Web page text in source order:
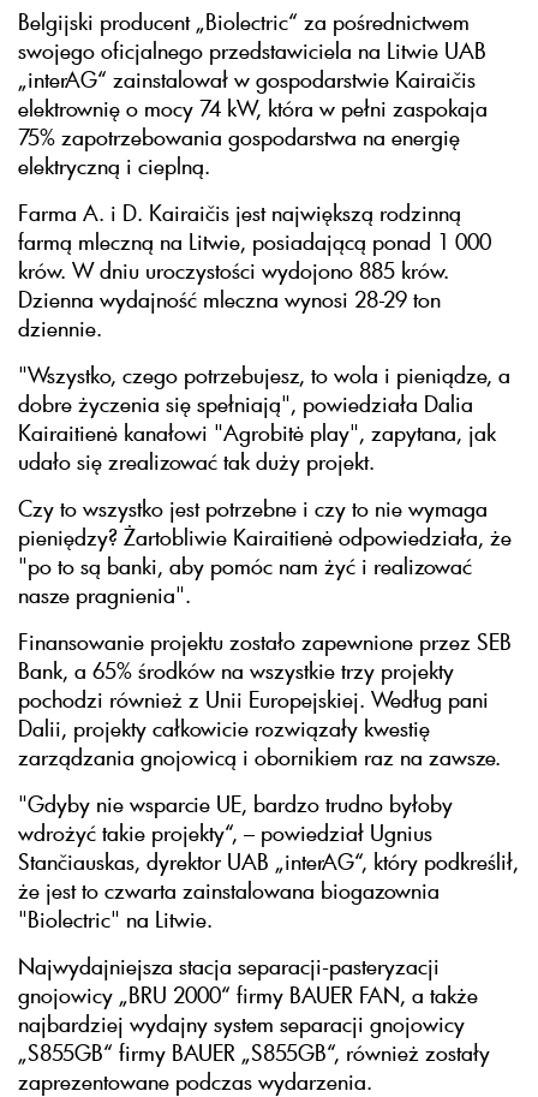
Belgijski producent „Biolectric“ za pośrednictwem
swojego oficjalnego przedstawiciela na Litwie UAB
„interAG“ zainstalował w gospodarstwie Kairaičis
elektrownię o mocy 74 kW, która w pełni zaspokaja
75% zapotrzebowania gospodarstwa na energię
elektryczną i cieplną.
Farma A. i D. Kairaičis jest największą rodzinną
farmą mleczną na Litwie, posiadającą ponad 1 000
krów. W dniu uroczystości wydojono 885 krów.
Dzienna wydajność mleczna wynosi 28-29 ton
dziennie.
"Wszystko, czego potrzebujesz, to wola i pieniądze, a
dobre życzenia się spełniają", powiedziała Dalia
Kairaitienė kanałowi "Agrobitė play", zapytana, jak
udało się zrealizować tak duży projekt.
Czy to wszystko jest potrzebne i czy to nie wymaga
pieniędzy? Żartobliwie Kairaitienė odpowiedziała, że
"po to są banki, aby pomóc nam żyć i realizować
nasze pragnienia".
Finansowanie projektu zostało zapewnione przez SEB
Bank, a 65% środków na wszystkie trzy projekty
pochodzi również z Unii Europejskiej. Według pani
Dalii, projekty całkowicie rozwiązały kwestię
zarządzania gnojowicą i obornikiem raz na zawsze.
"Gdyby nie wsparcie UE, bardzo trudno byłoby
wdrożyć takie projekty“, – powiedział Ugnius
Stančiauskas, dyrektor UAB „interAG“, który podkreślił,
że jest to czwarta zainstalowana biogazownia
"Biolectric" na Litwie.
Najwydajniejsza stacja separacji-pasteryzacji
gnojowicy „BRU 2000“ firmy BAUER FAN, a także
najbardziej wydajny system separacji gnojowicy
„S855GB“ firmy BAUER „S855GB“, również zostały
zaprezentowane podczas wydarzenia.